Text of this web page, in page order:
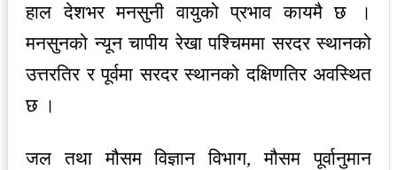
हाल देशभर मनसुनी वायुको प्रभाव कायमै छ ।
मनसुनको न्यून चापीय रेखा पश्चिममा सरदर स्थानको
उत्तरतिर र पूर्वमा सरदर स्थानको दक्षिणतिर अवस्थित
छ ।
जल तथा मौसम विज्ञान विभाग, मौसम पूर्वानुमान